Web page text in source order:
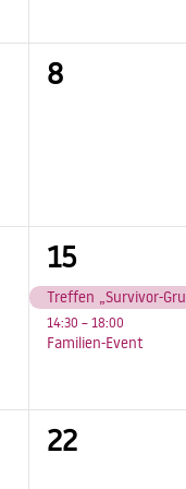
0
8
2
15
Treffen „Survivor-
14:30–18:00
Familien-Event
0
22